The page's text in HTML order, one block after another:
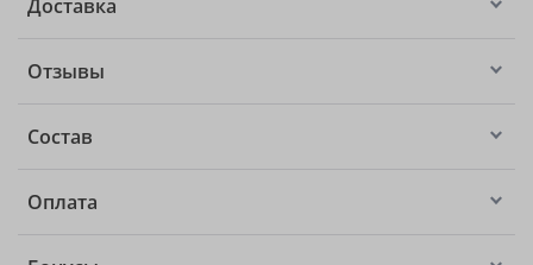
Доставка
Отзывы
Состав
Оплата